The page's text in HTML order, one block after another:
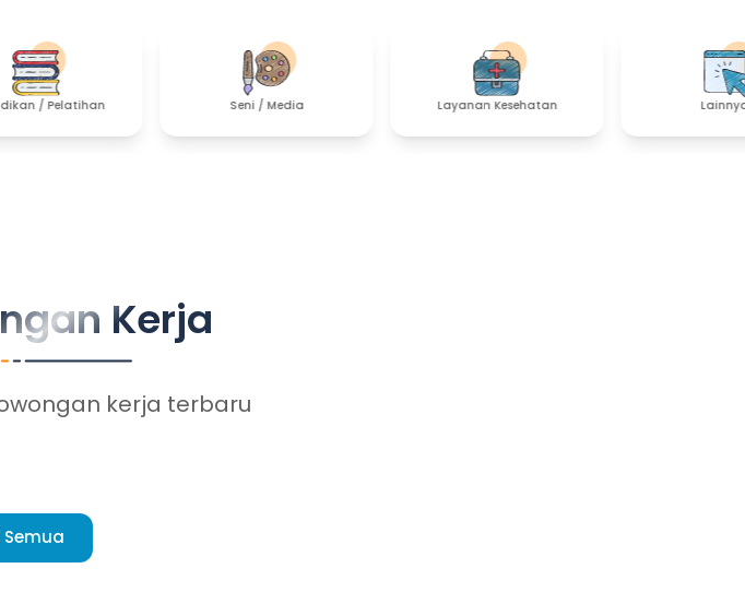
Seni / Media Layanan Kesehatan Lainnya...
Kerja
Kerja
kerja terbaru